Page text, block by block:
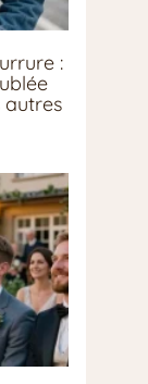
:
autres